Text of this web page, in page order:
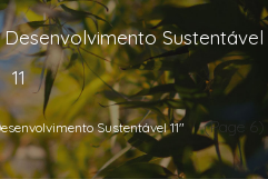
Sustentável
11
Sustentável 11" (Page 6)